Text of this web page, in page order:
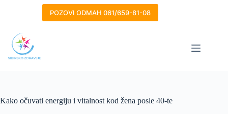
POZOVI ODMAH 061/659-81-08
Kako očuvati energiju i vitalnost kod žena posle 40-te